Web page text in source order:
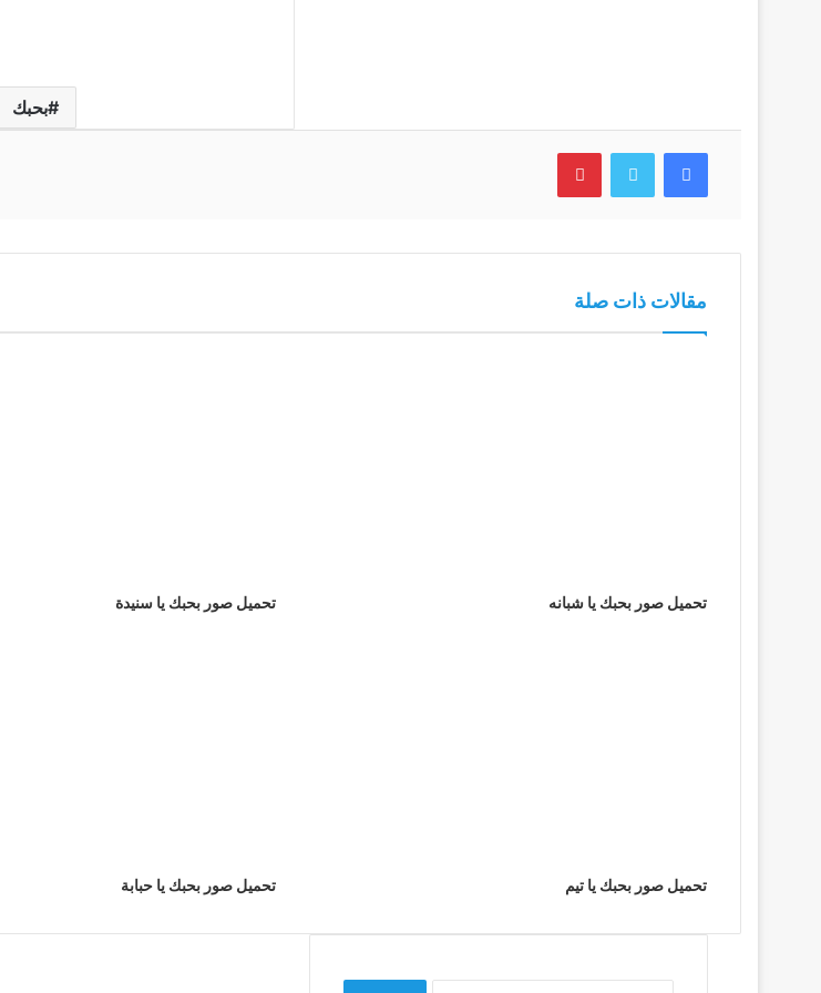
بحبك
فيسبوك تويتر بينتيريست
مقالات ذات صلة
تحميل صور بحبك يا شبانه تحميل صور بحبك يا سنيدة
تحميل صور بحبك يا تيم تحميل صور بحبك يا حبابة